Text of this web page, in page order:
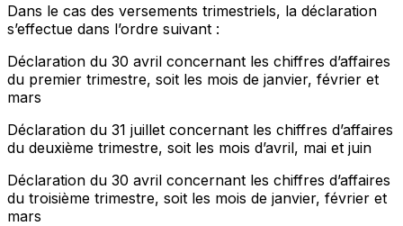
Dans le cas des versements trimestriels, la déclaration
s’effectue dans l’ordre suivant :
Déclaration du 30 avril concernant les chiffres d’affaires
du premier trimestre, soit les mois de janvier, février et
mars
Déclaration du 31 juillet concernant les chiffres d’affaires
du deuxième trimestre, soit les mois d’avril, mai et juin
Déclaration du 30 avril concernant les chiffres d’affaires
du troisième trimestre, soit les mois de janvier, février et
mars